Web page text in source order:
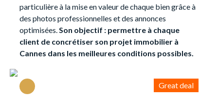
particulière à la mise en valeur de chaque bien grâce à
des photos professionnelles et des annonces
optimisées.Son objectif : permettre à chaque
client de concrétiser son projet immobilier à
Cannes dans les meilleures conditions possibles.
Great deal